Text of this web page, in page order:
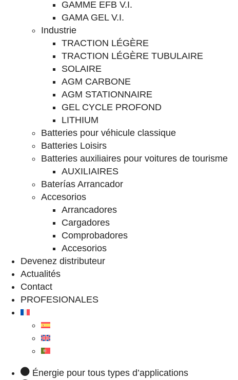
GAMME EFB V.I.
GAMA GEL V.I.
Industrie
TRACTION LÉGÈRE
TRACTION LÉGÈRE TUBULAIRE
SOLAIRE
AGM CARBONE
AGM STATIONNAIRE
GEL CYCLE PROFOND
LITHIUM
Batteries pour véhicule classique
Batteries Loisirs
Batteries auxiliaires pour voitures de tourisme
AUXILIAIRES
Baterías Arrancador
Accesorios
Arrancadores
Cargadores
Comprobadores
Accesorios
Devenez distributeur
Actualités
Contact
PROFESIONALES
Énergie pour tous types d’applications